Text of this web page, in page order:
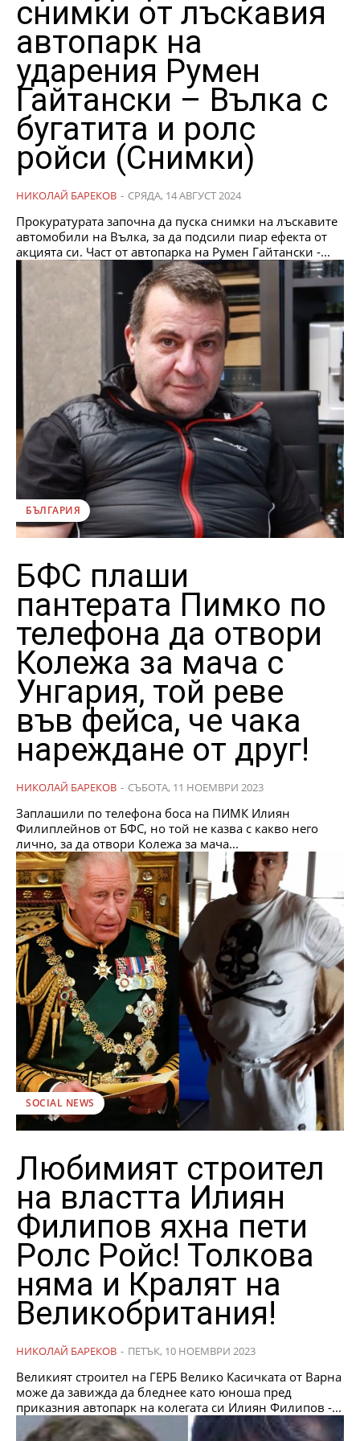
снимки от лъскавия
автопарк на
ударения Румен
Гайтански – Вълка с
бугатита и ролс
ройси (Снимки)
НИКОЛАЙ БАРЕКОВ - СРЯДА, 14 АВГУСТ 2024
Прокуратурата започна да пуска снимки на лъскавите
автомобили на Вълка, за да подсили пиар ефекта от
акцията си. Част от автопарка на Румен Гайтански -...
БЪЛГАРИЯ
БФС плаши
пантерата Пимко по
телефона да отвори
Колежа за мача с
Унгария, той реве
във фейса, че чака
нареждане от друг!
НИКОЛАЙ БАРЕКОВ - СЪБОТА, 11 НОЕМВРИ 2023
Заплашили по телефона боса на ПИМК Илиян
Филиплейнов от БФС, но той не казва с какво него
лично, за да отвори Колежа за мача...
SOCIAL NEWS
Любимият строител
на властта Илиян
Филипов яхна пети
Ролс Ройс! Толкова
няма и Кралят на
Великобритания!
НИКОЛАЙ БАРЕКОВ - ПЕТЪК, 10 НОЕМВРИ 2023
Великият строител на ГЕРБ Велико Касичката от Варна
може да завижда да бледнее като юноша пред
приказния автопарк на колегата си Илиян Филипов -...